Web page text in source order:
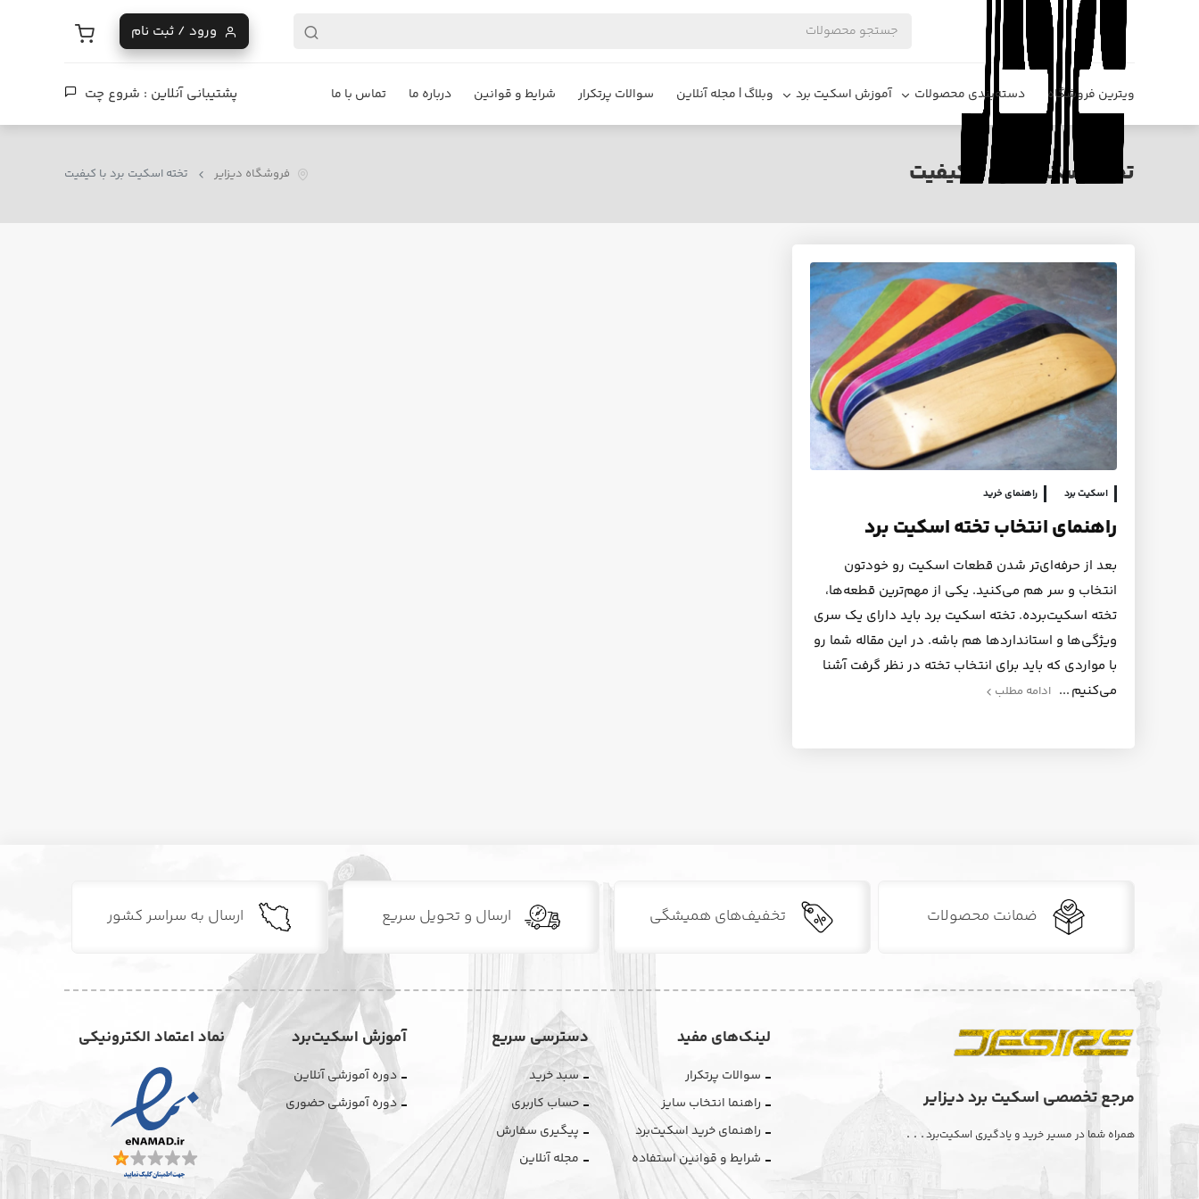
ورود / ثبت نام
ویترین فروشگاه دسته‌بندی محصولات آموزش اسکیت برد وبلاگ | مجله آنلاین سوالات پرتکرار شرایط و قوانین درباره ما تماس با ما پشتیبانی آنلاین : شروع چت
تخته اسکیت برد با کیفیت فروشگاه دیزایر تخته اسکیت برد با کیفیت
اسکیت برد راهنمای خرید
راهنمای انتخاب تخته اسکیت برد
بعد از حرفه‌ای‌تر شدن قطعات اسکیت رو خودتون
انتخاب و سر هم می‌کنید. یکی از مهم‌ترین قطعه‌ها،
تخته اسکیت‌برده. تخته اسکیت برد باید دارای یک سری
ویژگی‌ها و استانداردها هم باشه. در این مقاله شما رو
با مواردی که باید برای انتخاب تخته در نظر گرفت آشنا
می‌کنیم
ادامه مطلب
ضمانت محصولات تخفیف‌های همیشگی ارسال و تحویل سریع ارسال به سراسر کشور
مرجع تخصصی اسکیت برد دیزایر
همراه شما در مسیر خرید و یادگیری اسکیت‌برد. . .
لینک‌های مفید
سوالات پرتکرار
راهنما انتخاب سایز
راهنمای خرید اسکیت‌برد
شرایط و قوانین استفاده
دسترسی سریع
سبد خرید
حساب کاربری
پیگیری سفارش
مجله آنلاین
آموزش اسکیت‌برد
دوره آموزشی آنلاین
دوره آموزشی حضوری
نماد اعتماد الکترونیکی